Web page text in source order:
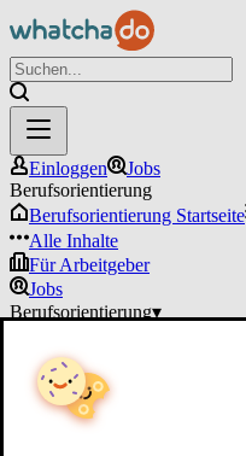
Einloggen
Jobs
Berufsorientierung
Berufsorientierung Startseite
Alle Inhalte
Für Arbeitgeber
Jobs
Berufsorientierung▾